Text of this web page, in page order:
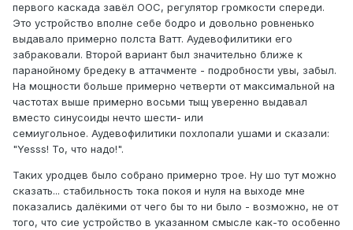
первого каскада завёл ООС, регулятор громкости спереди.
Это устройство вполне себе бодро и довольно ровненько
выдавало примерно полста Ватт. Аудевофилитики его
забраковали. Второй вариант был значительно ближе к
паранойному бредеку в аттачменте - подробности увы, забыл.
На мощности больше примерно четверти от максимальной на
частотах выше примерно восьми тыщ уверенно выдавал
вместо синусоиды нечто шести- или
семиугольное. Аудевофилитики похлопали ушами и сказали:
"Yesss! То, что надо!".
Таких уродцев было собрано примерно трое. Ну шо тут можно
сказать... стабильность тока покоя и нуля на выходе мне
показались далёкими от чего бы то ни было - возможно, не от
того, что сие устройство в указанном смысле как-то особенно